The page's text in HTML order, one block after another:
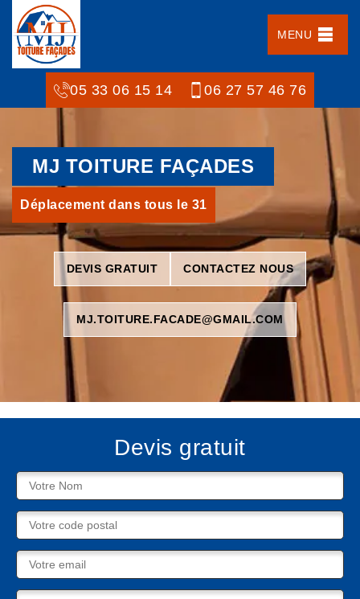
MENU
05 33 06 15 14 06 27 57 46 76
MJ TOITURE FAÇADES
Déplacement dans tous le 31
DEVIS GRATUIT CONTACTEZ NOUS
MJ.TOITURE.FACADE@GMAIL.COM
Devis gratuit